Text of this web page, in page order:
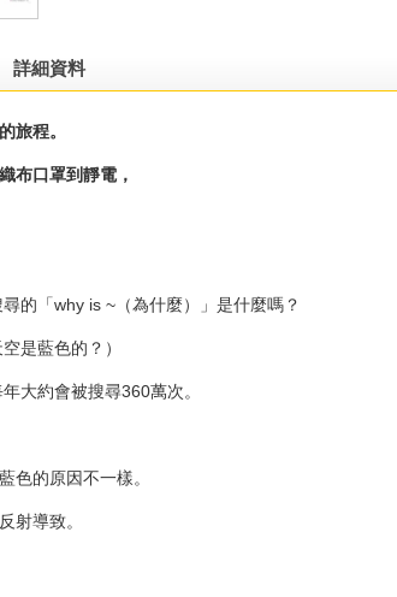
詳細資料
旅程。
布口罩到靜電，
的「why is ~（為什麼）」是什麼嗎？
是藍色的？）
大約會被搜尋360萬次。
色的原因不一樣。
射導致。